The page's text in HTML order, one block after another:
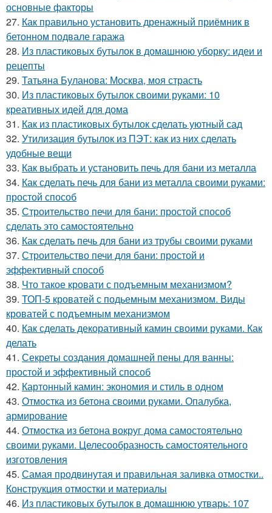
основные факторы
27. Как правильно установить дренажный приёмник в
бетонном подвале гаража
28. Из пластиковых бутылок в домашнюю уборку: идеи и
рецепты
29. Татьяна Буланова: Москва, моя страсть
30. Из пластиковых бутылок своими руками: 10
креативных идей для дома
31. Как из пластиковых бутылок сделать уютный сад
32. Утилизация бутылок из ПЭТ: как из них сделать
удобные вещи
33. Как выбрать и установить печь для бани из металла
34. Как сделать печь для бани из металла своими руками:
простой способ
35. Строительство печи для бани: простой способ
сделать это самостоятельно
36. Как сделать печь для бани из трубы своими руками
37. Строительство печи для бани: простой и
эффективный способ
38. Что такое кровати с подъемным механизмом?
39. ТОП-5 кроватей с подьемным механизмом. Виды
кроватей с подъемным механизмом
40. Как сделать декоративный камин своими руками. Как
делать
41. Секреты создания домашней пены для ванны:
простой и эффективный способ
42. Картонный камин: экономия и стиль в одном
43. Отмостка из бетона своими руками. Опалубка,
армирование
44. Отмостка из бетона вокруг дома самостоятельно
своими руками. Целесообразность самостоятельного
изготовления
45. Самая продвинутая и правильная заливка отмостки..
Конструкция отмостки и материалы
46. Из пластиковых бутылок в домашнюю утварь: 107